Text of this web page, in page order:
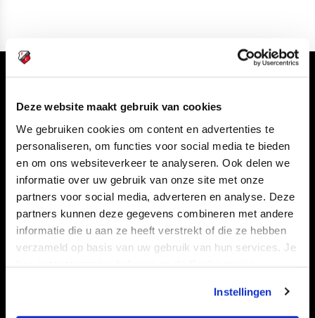
Deze website maakt gebruik van cookies
We gebruiken cookies om content en advertenties te
personaliseren, om functies voor social media te bieden
en om ons websiteverkeer te analyseren. Ook delen we
informatie over uw gebruik van onze site met onze
partners voor social media, adverteren en analyse. Deze
partners kunnen deze gegevens combineren met andere
informatie die u aan ze heeft verstrekt of die ze hebben
verzameld op basis van uw gebruik van hun services. Je
kan je toestemming beheren op de Cookiepagina.
Instellingen
Navigeer naar
CLUB
TEAMS
SUPPORTERS
FOUNDATION
KAARTVERKOOP
BUSINESS